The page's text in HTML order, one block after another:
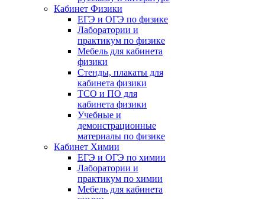
Кабинет Физики
ЕГЭ и ОГЭ по физике
Лаборатории и
практикум по физике
Мебель для кабинета
физики
Стенды, плакаты для
кабинета физики
ТСО и ПО для
кабинета физики
Учебные и
демонстрационные
материалы по физике
Кабинет Химии
ЕГЭ и ОГЭ по химии
Лаборатории и
практикум по химии
Мебель для кабинета